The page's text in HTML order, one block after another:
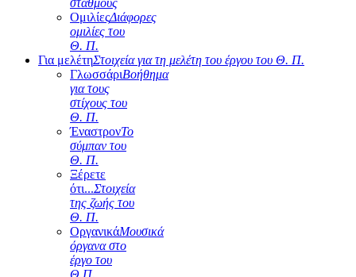
σταθμούς
ΟμιλίεςΔιάφορες
ομιλίες του
Θ. Π.
Για μελέτηΣτοιχεία για τη μελέτη του έργου του Θ. Π.
ΓλωσσάριΒοήθημα
για τους
στίχους του
Θ. Π.
ΈναστρονΤο
σύμπαν του
Θ. Π.
Ξέρετε
ότι...Στοιχεία
της ζωής του
Θ. Π.
ΟργανικάΜουσικά
όργανα στο
έργο του